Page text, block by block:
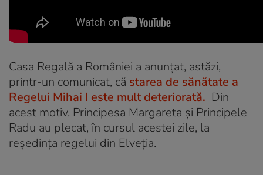
Casa Regală a României a anunțat, astăzi,
printr-un comunicat, că starea de sănătate a
Regelui Mihai I este mult deteriorată. Din
acest motiv, Principesa Margareta și Principele
Radu au plecat, în cursul acestei zile, la
reședința regelui din Elveția.